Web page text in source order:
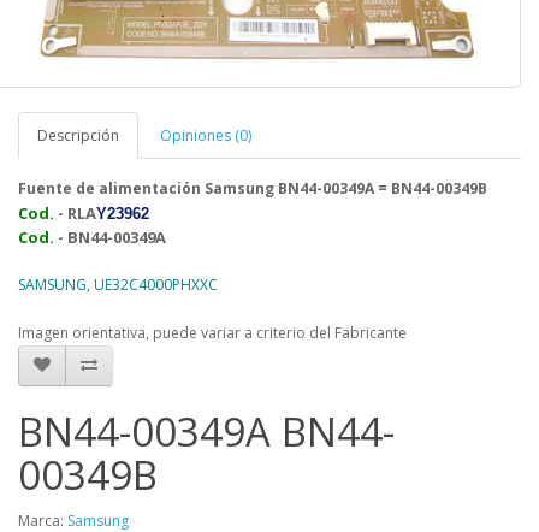
Descripción Opiniones (0)
Fuente de alimentación Samsung BN44-00349A = BN44-00349B
Cod. - RLAY23962
Cod. - BN44-00349A
SAMSUNG, UE32C4000PHXXC
Imagen orientativa, puede variar a criterio del Fabricante
BN44-00349A BN44-
00349B
Marca: Samsung